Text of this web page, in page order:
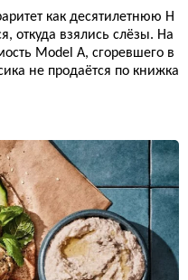
как десятилетнюю H
откуда взялись слёзы. Ha
Model A, сгоревшего в
не продаётся по книжка